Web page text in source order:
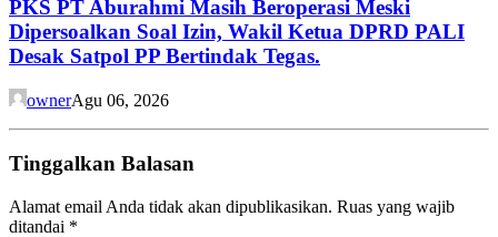
PKS PT Aburahmi Masih Beroperasi Meski
Dipersoalkan Soal Izin, Wakil Ketua DPRD PALI
Desak Satpol PP Bertindak Tegas.
ownerAgu 06, 2026
Tinggalkan Balasan
Alamat email Anda tidak akan dipublikasikan. Ruas yang wajib
ditandai *